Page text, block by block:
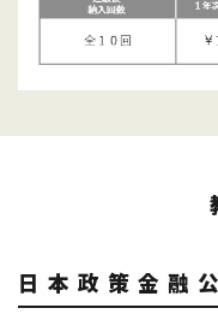
日本政策金融